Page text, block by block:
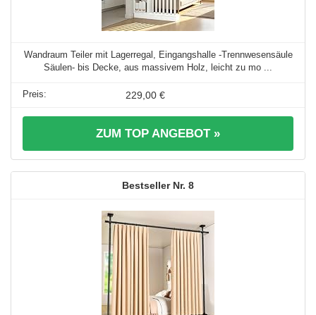
Wandraum Teiler mit Lagerregal, Eingangshalle -Trennwesensäule
Säulen- bis Decke, aus massivem Holz, leicht zu mo ...
229,00 €
ZUM TOP ANGEBOT »
8